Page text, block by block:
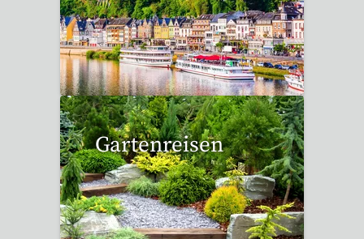
6 Reisen gefunden
Gartenreisen